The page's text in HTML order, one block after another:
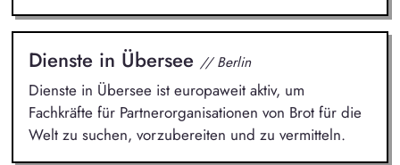
Dienste in Übersee // Berlin
Dienste in Übersee ist europaweit aktiv, um
Fachkräfte für Partnerorganisationen von Brot für die
Welt zu suchen, vorzubereiten und zu vermitteln.